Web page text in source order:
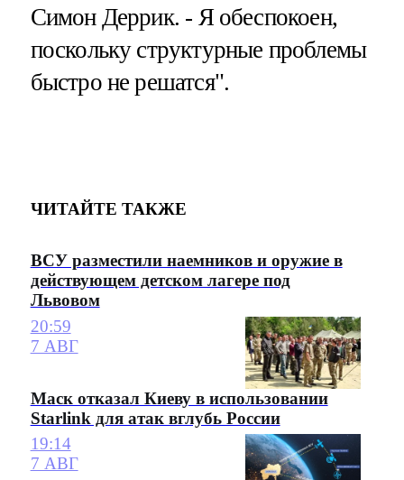
Симон Деррик. - Я обеспокоен,
поскольку структурные проблемы
быстро не решатся".
ЧИТАЙТЕ ТАКЖЕ
ВСУ разместили наемников и оружие в
действующем детском лагере под
Львовом
20:59
7 АВГ
Маск отказал Киеву в использовании
Starlink для атак вглубь России
19:14
7 АВГ